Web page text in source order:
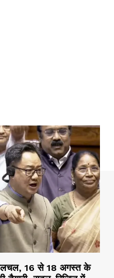
हलचल, 16 से 18 अगस्त के